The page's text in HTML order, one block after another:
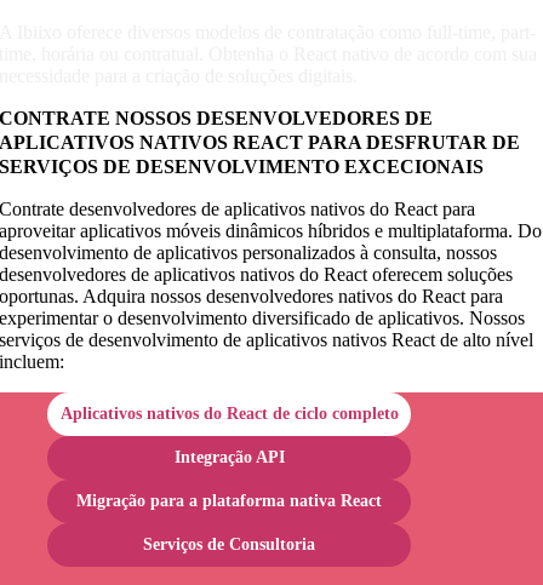
CONTRATE NOSSOS DESENVOLVEDORES DE
APLICATIVOS NATIVOS REACT PARA DESFRUTAR DE
SERVIÇOS DE DESENVOLVIMENTO EXCECIONAIS
Contrate desenvolvedores de aplicativos nativos do React para
aproveitar aplicativos móveis dinâmicos híbridos e multiplataforma. Do
desenvolvimento de aplicativos personalizados à consulta, nossos
desenvolvedores de aplicativos nativos do React oferecem soluções
oportunas. Adquira nossos desenvolvedores nativos do React para
experimentar o desenvolvimento diversificado de aplicativos. Nossos
serviços de desenvolvimento de aplicativos nativos React de alto nível
incluem:
Aplicativos nativos do React de ciclo completo
Integração API
Migração para a plataforma nativa React
Serviços de Consultoria